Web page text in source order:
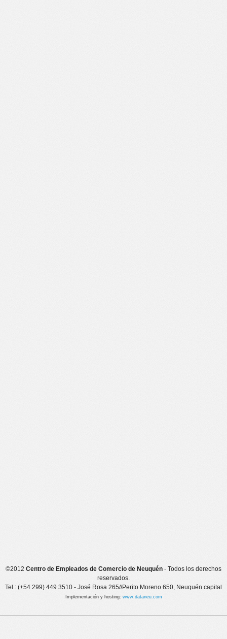
©2012 Centro de Empleados de Comercio de Neuquén - Todos los derechos
reservados.
Tel.: (+54 299) 449 3510 - José Rosa 265//Perito Moreno 650, Neuquén capital
Implementación y hosting: www.dataneu.com